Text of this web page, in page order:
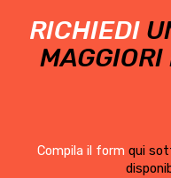
RICHIEDI
Compila il form qui